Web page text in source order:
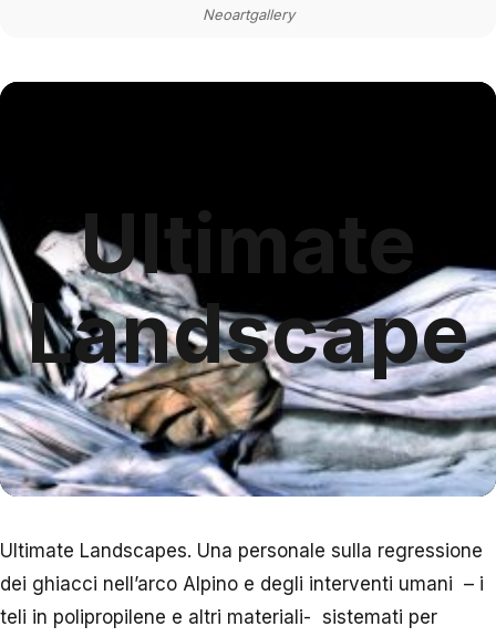
Neoartgallery
Ultimate
Landscape
Ultimate Landscapes. Una personale sulla regressione
dei ghiacci nell’arco Alpino e degli interventi umani – i
teli in polipropilene e altri materiali- sistemati per